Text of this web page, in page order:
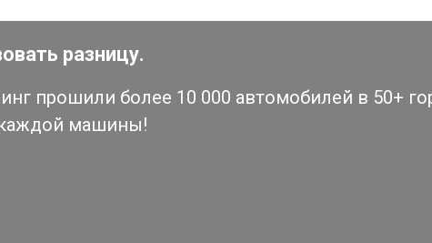
разницу.
прошили более 10 000 автомобилей в 50+
каждой машины!